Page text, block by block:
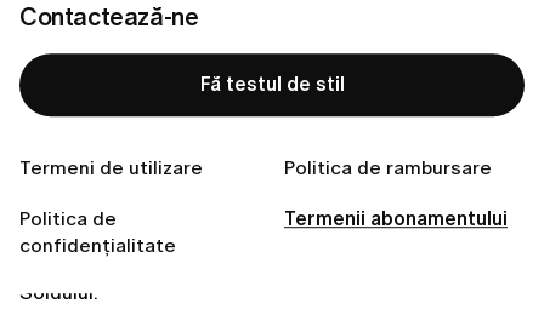
Contactează-ne
Fă testul de stil
Termeni de utilizare Politica de rambursare
Politica de
confidențialitate
Termenii abonamentului
exclusiv în aplicația mobilă, utilizatorii pot acumula
credit
Utilizatorii acumulează Sold – credite de loialitate
non-monetare – prin activități eligibile în cadrul
poate fi răscumpărat pentru bani, nu este transferabil
Serviciului.
Soldului: